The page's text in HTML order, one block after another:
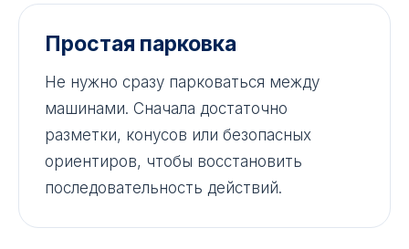
Простая парковка
Не нужно сразу парковаться между
машинами. Сначала достаточно
разметки, конусов или безопасных
ориентиров, чтобы восстановить
последовательность действий.